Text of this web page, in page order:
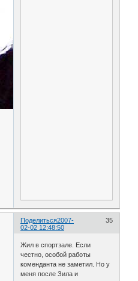
Поделиться 35
2007-
02-02 12:48:50
Жил в спортзале. Если
честно, особой работы
коменданта не заметил. Но у
меня после Зила и